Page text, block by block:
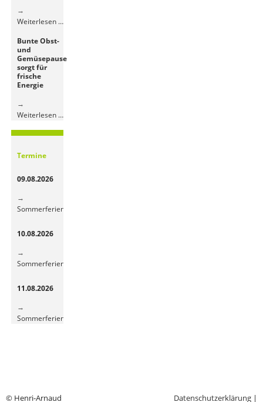
Weiterlesen …KI
Bunte Obst-
und
Gemüsepause
sorgt für
frische
Energie
Weiterlesen …Bunte
und
Termine
09.08.2026
Sommerferien
10.08.2026
Sommerferien
11.08.2026
Sommerferien
© Henri-Arnaud Datenschutzerklärung |